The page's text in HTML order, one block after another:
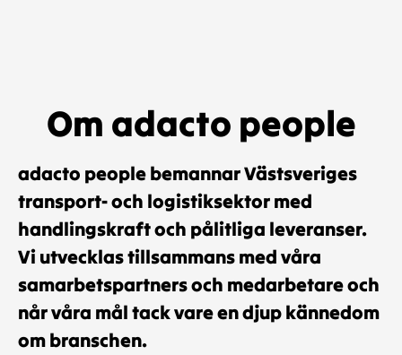
Om adacto people
adacto people bemannar Västsveriges
transport- och logistiksektor med
handlingskraft och pålitliga leveranser.
Vi utvecklas tillsammans med våra
samarbetspartners och medarbetare och
når våra mål tack vare en djup kännedom
om branschen.